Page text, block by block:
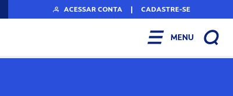
ACESSAR CONTA | CADASTRE-SE
MENU